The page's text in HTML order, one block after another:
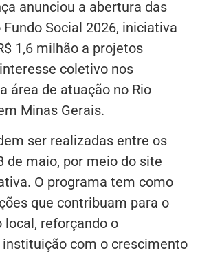
anunciou a abertura das
Social 2026, iniciativa
1,6 milhão a projetos
coletivo nos
área de atuação no Rio
Minas Gerais.
ser realizadas entre os
de maio, por meio do site
O programa tem como
que contribuam para o
reforçando o
com o crescimento